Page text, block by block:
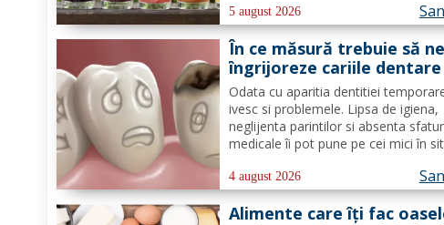
Citește despre băuturile care pot
energie dimineața. În general,
aleg să bea cafea...
5 august 2026
În ce măsură trebuie să ne
îngrijoreze cariile dentare
copii
Odata cu aparitia dentitiei
ivesc si problemele. Lipsa de igiena,
neglijenta parintilor si absenta
medicale îi pot pune pe cei mici în
de lapte se pot caria asemenea
permanenti, diferenta mare este ca
structura...
4 august 2026
Alimente care îți fac